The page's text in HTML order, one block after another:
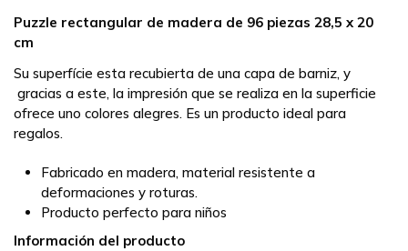
Puzzle rectangular de madera de 96 piezas 28,5 x 20
cm
Su superfície esta recubierta de una capa de barniz, y
gracias a este, la impresión que se realiza en la superficie
ofrece uno colores alegres. Es un producto ideal para
regalos.
Fabricado en madera, material resistente a
deformaciones y roturas.
Producto perfecto para niños
Información del producto